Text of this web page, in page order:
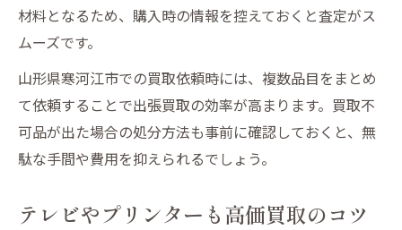
材料となるため、購入時の情報を控えておくと査定がス
ムーズです。
山形県寒河江市での買取依頼時には、複数品目をまとめ
て依頼することで出張買取の効率が高まります。買取不
可品が出た場合の処分方法も事前に確認しておくと、無
駄な手間や費用を抑えられるでしょう。
テレビやプリンターも高価買取のコツ